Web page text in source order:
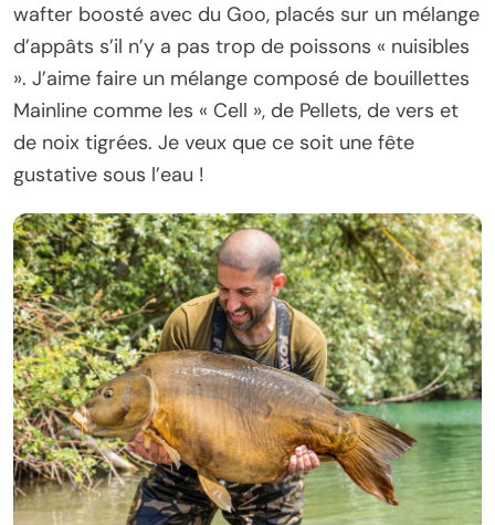
wafter boosté avec du Goo, placés sur un mélange
d’appâts s’il n’y a pas trop de poissons « nuisibles
». J’aime faire un mélange composé de bouillettes
Mainline comme les « Cell », de Pellets, de vers et
de noix tigrées. Je veux que ce soit une fête
gustative sous l’eau !